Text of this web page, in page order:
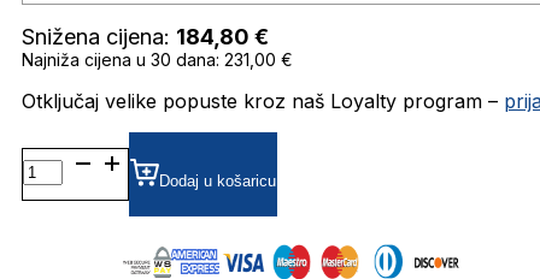
Snižena cijena: 184,80 €
Najniža cijena u 30 dana: 231,00 €
Otključaj velike popuste kroz naš Loyalty program –
AH9428
GRADIJENT SUNČANE
NAOČALE
HICKMANN
Dodaj u košaricu